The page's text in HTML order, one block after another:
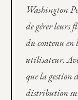
Washington
de gérer leurs
du contenu en
utilisateur.
que la gestion
distribution